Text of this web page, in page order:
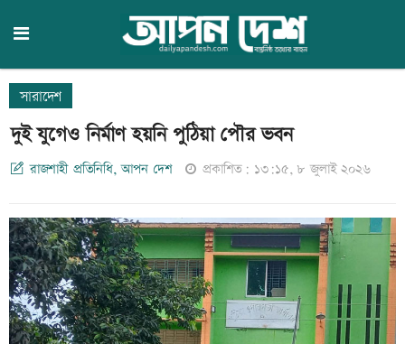
সারাদেশ
দুই যুগেও নির্মাণ হয়নি পুঠিয়া পৌর ভবন
রাজশাহী প্রতিনিধি, আপন দেশ প্রকাশিত: ১৩:১৫, ৮ জুলাই ২০২৬